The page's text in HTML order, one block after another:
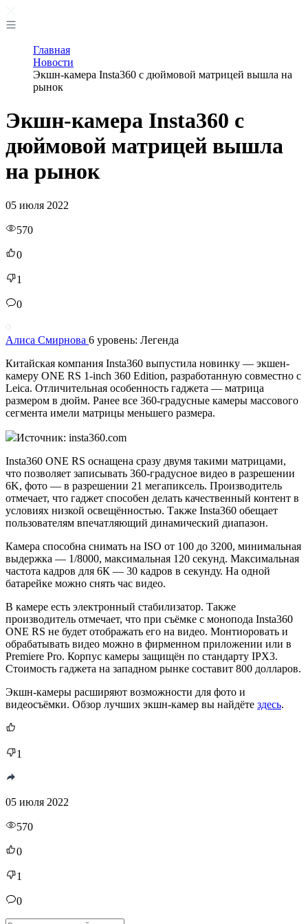
Главная
Новости
Экшн-камера Insta360 с дюймовой матрицей вышла на
рынок
Экшн-камера Insta360 с
дюймовой матрицей вышла
на рынок
05 июля 2022
570
0
1
0
Алиса Смирнова 6 уровень: Легенда
Китайская компания Insta360 выпустила новинку — экшен-
камеру ONE RS 1-inch 360 Edition, разработанную совместно с
Leica. Отличительная особенность гаджета — матрица
размером в дюйм. Ранее все 360-градусные камеры массового
сегмента имели матрицы меньшего размера.
Источник: insta360.com
Insta360 ONE RS оснащена сразу двумя такими матрицами,
что позволяет записывать 360-градусное видео в разрешении
6K, фото — в разрешении 21 мегапиксель. Производитель
отмечает, что гаджет способен делать качественный контент в
условиях низкой освещённостью. Также Insta360 обещает
пользователям впечатляющий динамический диапазон.
Камера способна снимать на ISO от 100 до 3200, минимальная
выдержка — 1/8000, максимальная 120 секунд. Максимальная
частота кадров для 6К — 30 кадров в секунду. На одной
батарейке можно снять час видео.
В камере есть электронный стабилизатор. Также
производитель отмечает, что при съёмке с монопода Insta360
ONE RS не будет отображать его на видео. Монтиоровать и
обрабатывать видео можно в фирменном приложении или в
Premiere Pro. Корпус камеры защищён по стандарту IPX3.
Стоимость гаджета на западном рынке составит 800 долларов.
Экшн-камеры расширяют возможности для фото и
видеосъёмки. Обзор лучших экшн-камер вы найдёте здесь.
1
05 июля 2022
570
0
1
0